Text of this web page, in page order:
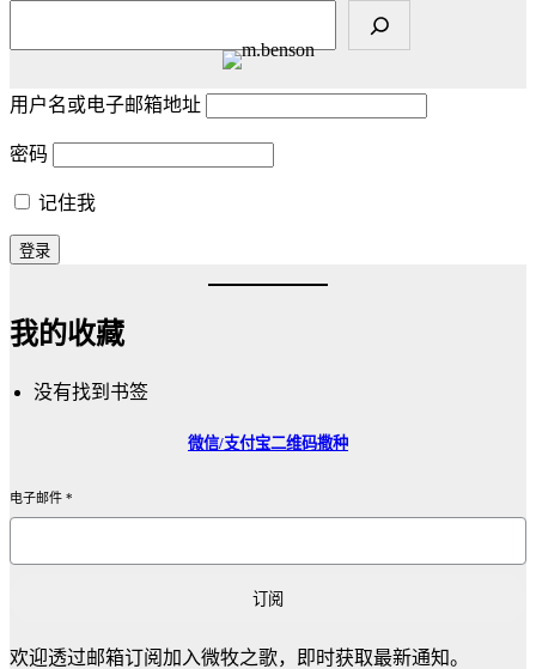
用户名或电子邮箱地址
密码
记住我
我的收藏
没有找到书签
微信/支付宝二维码撒种
电子邮件 *
订阅
欢迎透过邮箱订阅加入微牧之歌，即时获取最新通知。